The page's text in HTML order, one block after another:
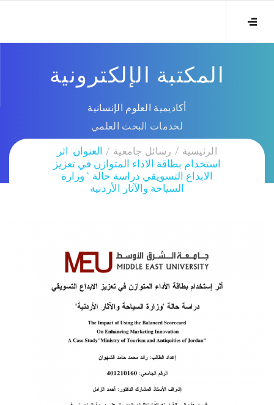
المكتبة الإلكترونية
أكاديمية العلوم الإنسانية
لخدمات البحث العلمي
الرئيسية رسائل جامعية
العنوان: اثر
استخدام بطاقة الاداء المتوازن في تعزيز
الابداع التسويقي دراسة حالة ” وزارة
السياحة والآثار الأردنية